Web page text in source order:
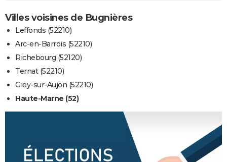
Villes voisines de Bugnières
Leffonds (52210)
Arc-en-Barrois (52210)
Richebourg (52120)
Ternat (52210)
Giey-sur-Aujon (52210)
Haute-Marne (52)